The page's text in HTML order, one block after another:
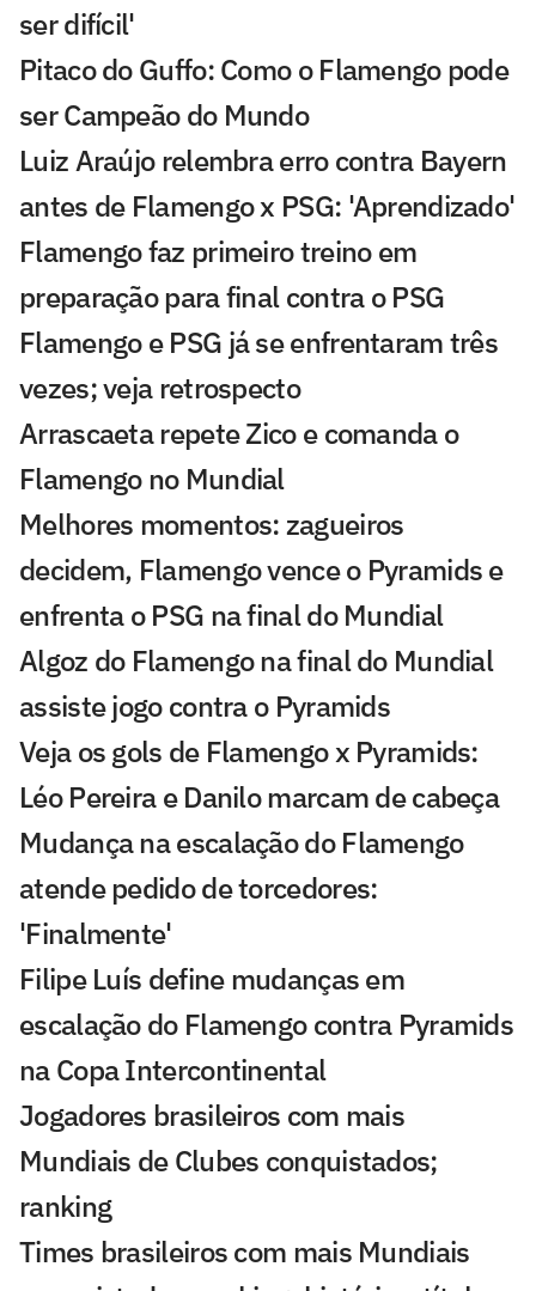
ser difícil'
Pitaco do Guffo: Como o Flamengo pode
ser Campeão do Mundo
Luiz Araújo relembra erro contra Bayern
antes de Flamengo x PSG: 'Aprendizado'
Flamengo faz primeiro treino em
preparação para final contra o PSG
Flamengo e PSG já se enfrentaram três
vezes; veja retrospecto
Arrascaeta repete Zico e comanda o
Flamengo no Mundial
Melhores momentos: zagueiros
decidem, Flamengo vence o Pyramids e
enfrenta o PSG na final do Mundial
Algoz do Flamengo na final do Mundial
assiste jogo contra o Pyramids
Veja os gols de Flamengo x Pyramids:
Léo Pereira e Danilo marcam de cabeça
Mudança na escalação do Flamengo
atende pedido de torcedores:
'Finalmente'
Filipe Luís define mudanças em
escalação do Flamengo contra Pyramids
na Copa Intercontinental
Jogadores brasileiros com mais
Mundiais de Clubes conquistados;
ranking
Times brasileiros com mais Mundiais